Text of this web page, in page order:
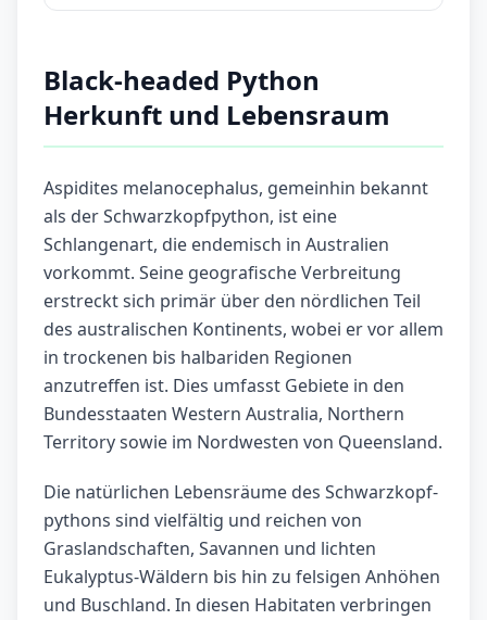
Black-headed Python
Herkunft und Lebensraum
Aspidites melanocephalus, gemeinhin bekannt
als der Schwarz­kopf­python, ist eine
Schlangenart, die endemisch in Australien
vorkommt. Seine geografische Verbreitung
erstreckt sich primär über den nördlichen Teil
des australischen Kontinents, wobei er vor allem
in trockenen bis halbariden Regionen
anzutreffen ist. Dies umfasst Gebiete in den
Bundesstaaten Western Australia, Northern
Territory sowie im Nordwesten von Queensland.
Die natürlichen Lebensräume des Schwarz­kopf­
pythons sind vielfältig und reichen von
Graslandschaften, Savannen und lichten
Eukalyptus-Wäldern bis hin zu felsigen Anhöhen
und Buschland. In diesen Habitaten verbringen